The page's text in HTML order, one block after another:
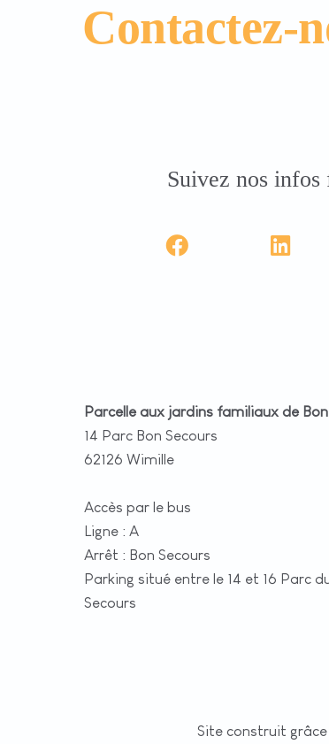
Contactez-
Suivez nos infos
Parcelle aux jardins familiaux de
14 Parc Bon Secours
62126 Wimille
Accès par le bus
Ligne : A
Arrêt : Bon Secours
Parking situé entre le 14 et 16 Parc
Secours
Site construit